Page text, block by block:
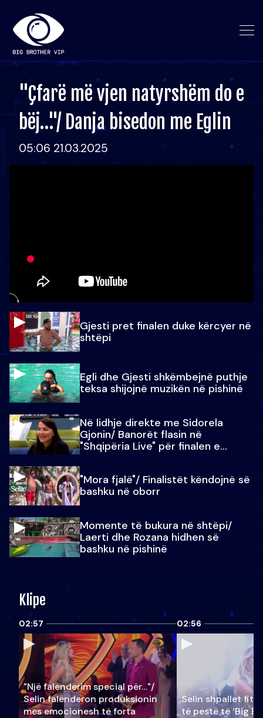
"Çfarë më vjen natyrshëm do e
bëj…"/ Danja bisedon me Eglin
05:06 21.03.2025
Gjesti pret finalen duke kërcyer në
shtëpi
Egli dhe Gjesti shkëmbejnë puthje
teksa shijojnë muzikën në pishinë
Në lidhje direkte me Sidorela
Gjonin/ Banorët flasin në
"Shqipëria Live" për finalen e
"Mora fjalë"/ Finalistët këndojnë së
bashku në oborr
Momente të bukura në shtëpi/
Laerti dhe Rozana hidhen së
bashku në pishinë
Klipe
02:57
"Një falenderim special për…"/
Selin falënderon produksionin
mes emocionesh të forta
02:56
Selin shpallet
të pestë të ‘Big